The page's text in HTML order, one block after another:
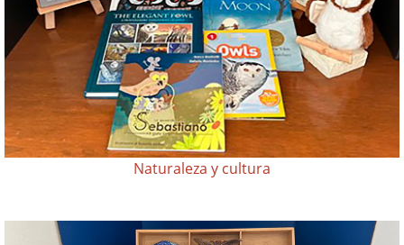
Naturaleza y cultura